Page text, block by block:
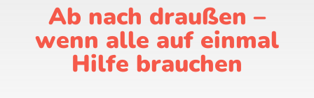
Ab nach draußen –
wenn alle auf einmal
Hilfe brauchen